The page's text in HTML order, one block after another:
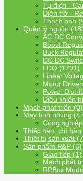
Tụ điện -
Điện trở -
Thạch anh
Quản lý nguồn
AC DC
Boost
Buck
DC DC
LDO (1791)
Linear
Motor
Power
Điều khiển
Mạch phát triển (0)
Máy tính nhúng
Công
Thiếc hàn, chì hàn
Thiết bị sản xuất
Sản phẩm R&P (6)
Giao tiếp (1)
Mạch phát
RPBus